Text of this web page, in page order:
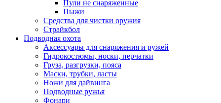
Пули не снаряженные
Пыжи
Средства для чистки оружия
Страйкбол
Подводная охота
Аксессуары для снаряжения и ружей
Гидрокостюмы, носки, перчатки
Груза, разгрузки, пояса
Маски, трубки, ласты
Ножи для дайвинга
Подводные ружья
Фонари